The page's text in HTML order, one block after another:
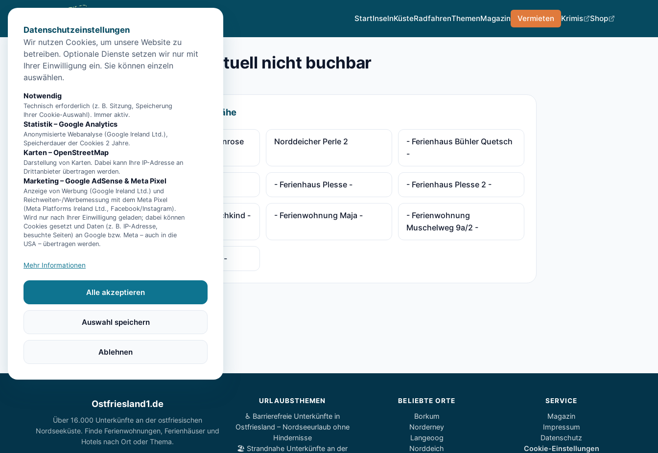
StartInselnKüsteRadfahrenThemenMagazin Vermieten Krimis Shop
Diese Unterkunft ist aktuell nicht buchbar
Wir haben Alternativen in
Unterkünfte in der Nähe
Ferienwohnung Dünenrose Norddeicher Perle 2
- Ferienhaus Bühler Quetsch
-
- Ferienhaus Pelikan - - Ferienhaus Plesse - - Ferienhaus Plesse 2 -
- Ferienwohnung Deichkind - - Ferienwohnung Maja -
- Ferienwohnung
Muschelweg 9a/2 -
- Ferienwohnung Pirk -
Ostfriesland1.de
Über 16.000 Unterkünfte an der ostfriesischen
Nordseeküste. Finde Ferienwohnungen, Ferienhäuser und
Hotels nach Ort oder Thema.
URLAUBSTHEMEN
♿ Barrierefreie Unterkünfte in
Ostfriesland – Nordseeurlaub ohne
Hindernisse
🏖️ Strandnahe Unterkünfte an der
BELIEBTE ORTE
Borkum
Norderney
Langeoog
Norddeich
SERVICE
Magazin
Impressum
Datenschutz
Cookie-Einstellungen
Datenschutzeinstellungen
Wir nutzen Cookies, um unsere Website zu
betreiben. Optionale Dienste setzen wir nur mit
Ihrer Einwilligung ein. Sie können einzeln
auswählen.
Notwendig
Technisch erforderlich (z. B. Sitzung, Speicherung
Ihrer Cookie-Auswahl). Immer aktiv.
Statistik – Google Analytics
Anonymisierte Webanalyse (Google Ireland Ltd.),
Speicherdauer der Cookies 2 Jahre.
Karten – OpenStreetMap
Darstellung von Karten. Dabei kann Ihre IP-Adresse an
Drittanbieter übertragen werden.
Marketing – Google AdSense & Meta Pixel
Anzeige von Werbung (Google Ireland Ltd.) und
Reichweiten-/Werbemessung mit dem Meta Pixel
(Meta Platforms Ireland Ltd., Facebook/Instagram).
Wird nur nach Ihrer Einwilligung geladen; dabei können
Cookies gesetzt und Daten (z. B. IP-Adresse,
besuchte Seiten) an Google bzw. Meta – auch in die
USA – übertragen werden.
Mehr Informationen
Alle akzeptieren
Auswahl speichern
Ablehnen